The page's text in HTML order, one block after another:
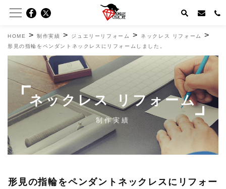
HOME >制作実績 > ジュエリーリフォーム > ネックレス リフォーム >
形見の指輪をペンダントネックレスにリフォームしました。
ネックレス リフォーム
制作実績
形見の指輪をペンダントネックレスにリフォー